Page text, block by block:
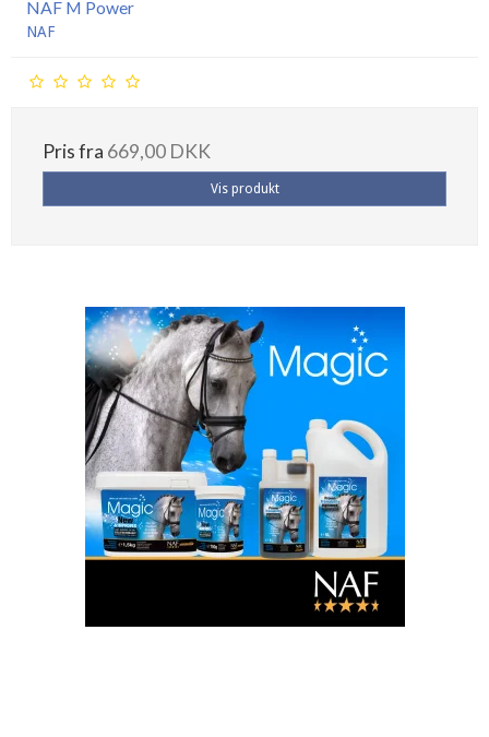
NAF M Power
NAF
Pris fra 669,00 DKK
Vis produkt